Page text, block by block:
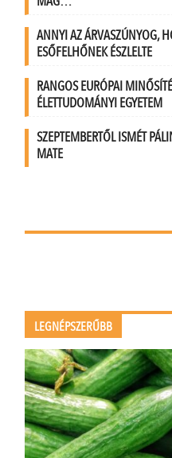
ANNYI AZ ÁRVASZÚNYOG,
ESŐFELHŐNEK ÉSZLELTE
RANGOS EURÓPAI
ÉLETTUDOMÁNYI EGYETEM
SZEPTEMBERTŐL ISMÉT
MATE
LEGNÉPSZERŰBB